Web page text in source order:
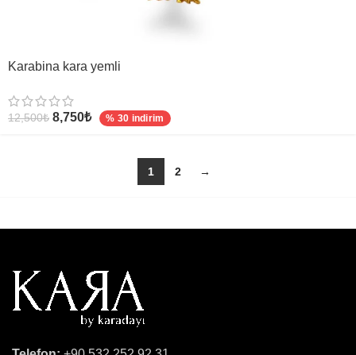
Karabina kara yemli
12,500₺ 8,750₺ % 30 indirim
1 2 →